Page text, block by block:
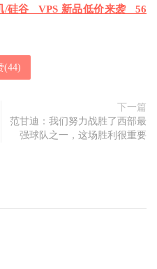
/硅谷 VPS 新品低价来袭 56
(44)
下一篇
范甘迪：我们努力战胜了西部最
强球队之一，这场胜利很重要